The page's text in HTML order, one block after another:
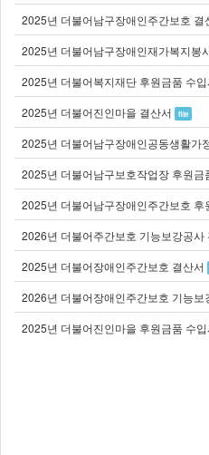
2025년 더불어남구장애인주간보호 결
2025년 더불어남구장애인재가복지봉
2025년 더불어복지재단 후원금품 수
2025년 더불어진인마을 결산서 file
2025년 더불어남구장애인공동생활가
2025년 더불어남구보호작업장 후원금
2025년 더불어남구장애인주간보호 후
2026년 더불어주간보호 기능보강공사
2025년 더불어장애인주간보호 결산서
2025년 더불어진인마을 후원금품 수